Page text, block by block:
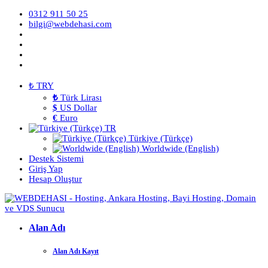
0312 911 50 25
bilgi@webdehasi.com
₺ TRY
₺ Türk Lirası
$ US Dollar
€ Euro
TR
Türkiye (Türkçe)
Worldwide (English)
Destek Sistemi
Giriş Yap
Hesap Oluştur
Alan Adı
Alan Adı Kayıt